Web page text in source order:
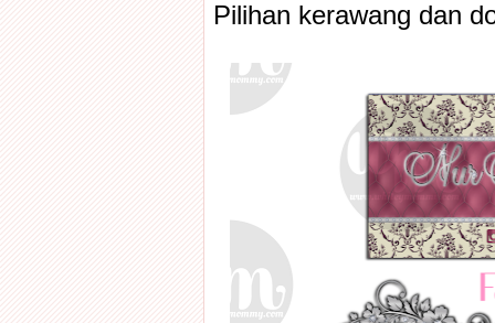
Pilihan kerawang dan